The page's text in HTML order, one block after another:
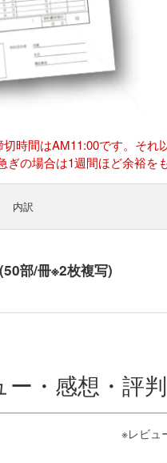
時間はAM11:00です。それ
の場合は1週間ほど余裕を
内訳
部/冊※2枚複写)
・感想・評判